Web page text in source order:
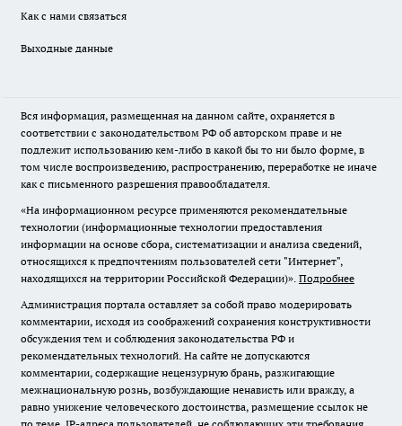
Как с нами связаться
Выходные данные
Вся информация, размещенная на данном сайте, охраняется в
соответствии с законодательством РФ об авторском праве и не
подлежит использованию кем-либо в какой бы то ни было форме, в
том числе воспроизведению, распространению, переработке не иначе
как с письменного разрешения правообладателя.
«На информационном ресурсе применяются рекомендательные
технологии (информационные технологии предоставления
информации на основе сбора, систематизации и анализа сведений,
относящихся к предпочтениям пользователей сети "Интернет",
находящихся на территории Российской Федерации)». Подробнее
Администрация портала оставляет за собой право модерировать
комментарии, исходя из соображений сохранения конструктивности
обсуждения тем и соблюдения законодательства РФ и
рекомендательных технологий. На сайте не допускаются
комментарии, содержащие нецензурную брань, разжигающие
межнациональную рознь, возбуждающие ненависть или вражду, а
равно унижение человеческого достоинства, размещение ссылок не